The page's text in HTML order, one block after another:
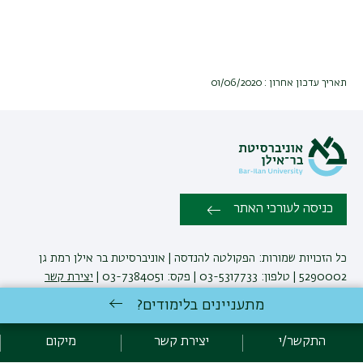
תאריך עדכון אחרון : 01/06/2020
כניסה לעורכי האתר
כל הזכויות שמורות: הפקולטה להנדסה | אוניברסיטת בר אילן רמת גן
5290002 | טלפון: 03-5317733 | פקס: 03-7384051 |
יצירת קשר
לימודי הנדסהבאוניברסיטת בר-אילן
פיתוח:אגף תקשוב, אוניברסיטת בר-אילן
מתעניינים בלימודים?
התקשר/י יצירת קשר מיקום